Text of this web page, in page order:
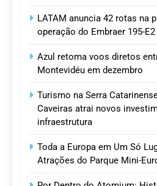
LATAM anuncia 42 rotas na
operação do Embraer 195-E2
Azul retoma voos diretos
Montevidéu em dezembro
Turismo na Serra
Caveiras atrai novos
infraestrutura
Toda a Europa em Um Só
Atrações do Parque Mini-